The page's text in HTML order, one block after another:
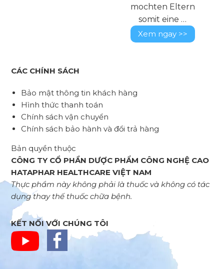
mochten Eltern
somit eine …
Xem ngay >>
CÁC CHÍNH SÁCH
Bảo mật thông tin khách hàng
Hình thức thanh toán
Chính sách vận chuyển
Chính sách bảo hành và đổi trả hàng
Bản quyền thuộc
CÔNG TY CỔ PHẦN DƯỢC PHẨM CÔNG NGHỆ CAO
HATAPHAR HEALTHCARE VIỆT NAM
Thực phẩm này không phải là thuốc và không có tác
dụng thay thế thuốc chữa bệnh.
KẾT NỐI VỚI CHÚNG TÔI